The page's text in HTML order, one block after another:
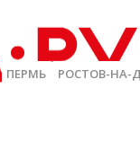
ПЕРМЬ РОСТОВ-НА-